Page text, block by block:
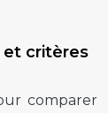
et critères
comparer